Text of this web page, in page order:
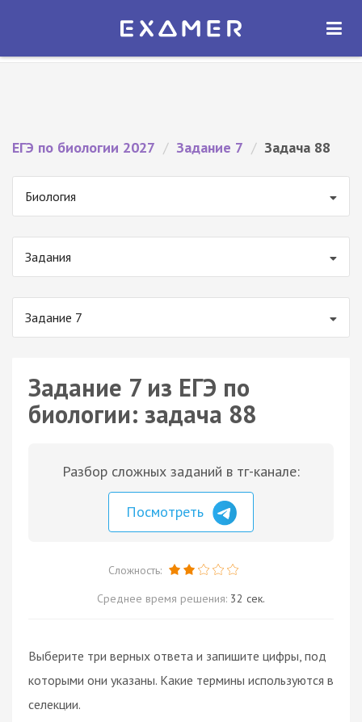
Экзамер — ЕГЭ 2027
ОТКРЫТЬ
ЕГЭ по биологии 2027 / Задание 7 / Задача 88
Биология
Задания
Задание 7
Задание 7 из ЕГЭ по
биологии: задача 88
Разбор сложных заданий в тг-канале:
Посмотреть
Сложность:
Среднее время решения: 32 сек.
Выберите три верных ответа и запишите цифры, под
которыми они указаны. Какие термины используются в
селекции.